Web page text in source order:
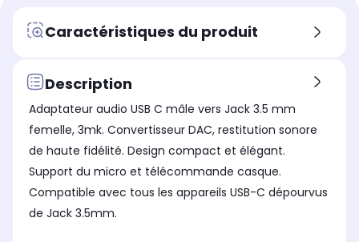
Caractéristiques du produit
Description
Adaptateur audio USB C mâle vers Jack 3.5 mm
femelle, 3mk. Convertisseur DAC, restitution sonore
de haute fidélité. Design compact et élégant.
Support du micro et télécommande casque.
Compatible avec tous les appareils USB-C dépourvus
de Jack 3.5mm.